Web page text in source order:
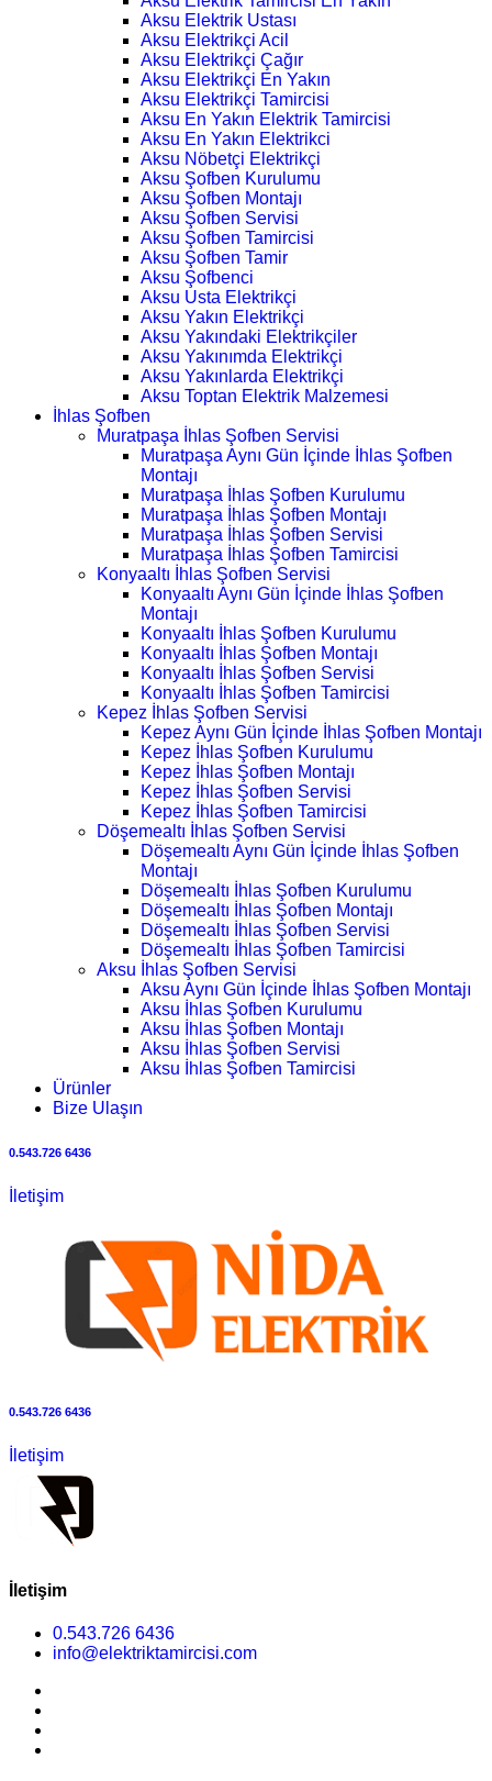
Aksu Elektrik Ustası
Aksu Elektrikçi Acil
Aksu Elektrikçi Çağır
Aksu Elektrikçi En Yakın
Aksu Elektrikçi Tamircisi
Aksu En Yakın Elektrik Tamircisi
Aksu En Yakın Elektrikci
Aksu Nöbetçi Elektrikçi
Aksu Şofben Kurulumu
Aksu Şofben Montajı
Aksu Şofben Servisi
Aksu Şofben Tamircisi
Aksu Şofben Tamir
Aksu Şofbenci
Aksu Usta Elektrikçi
Aksu Yakın Elektrikçi
Aksu Yakındaki Elektrikçiler
Aksu Yakınımda Elektrikçi
Aksu Yakınlarda Elektrikçi
Aksu Toptan Elektrik Malzemesi
İhlas Şofben
Muratpaşa İhlas Şofben Servisi
Muratpaşa Aynı Gün İçinde İhlas Şofben
Montajı
Muratpaşa İhlas Şofben Kurulumu
Muratpaşa İhlas Şofben Montajı
Muratpaşa İhlas Şofben Servisi
Muratpaşa İhlas Şofben Tamircisi
Konyaaltı İhlas Şofben Servisi
Konyaaltı Aynı Gün İçinde İhlas Şofben
Montajı
Konyaaltı İhlas Şofben Kurulumu
Konyaaltı İhlas Şofben Montajı
Konyaaltı İhlas Şofben Servisi
Konyaaltı İhlas Şofben Tamircisi
Kepez İhlas Şofben Servisi
Kepez Aynı Gün İçinde İhlas Şofben Montajı
Kepez İhlas Şofben Kurulumu
Kepez İhlas Şofben Montajı
Kepez İhlas Şofben Servisi
Kepez İhlas Şofben Tamircisi
Döşemealtı İhlas Şofben Servisi
Döşemealtı Aynı Gün İçinde İhlas Şofben
Montajı
Döşemealtı İhlas Şofben Kurulumu
Döşemealtı İhlas Şofben Montajı
Döşemealtı İhlas Şofben Servisi
Döşemealtı İhlas Şofben Tamircisi
Aksu İhlas Şofben Servisi
Aksu Aynı Gün İçinde İhlas Şofben Montajı
Aksu İhlas Şofben Kurulumu
Aksu İhlas Şofben Montajı
Aksu İhlas Şofben Servisi
Aksu İhlas Şofben Tamircisi
Ürünler
Bize Ulaşın
0.543.726 6436
İletişim
0.543.726 6436
İletişim
İletişim
0.543.726 6436
info@elektriktamircisi.com